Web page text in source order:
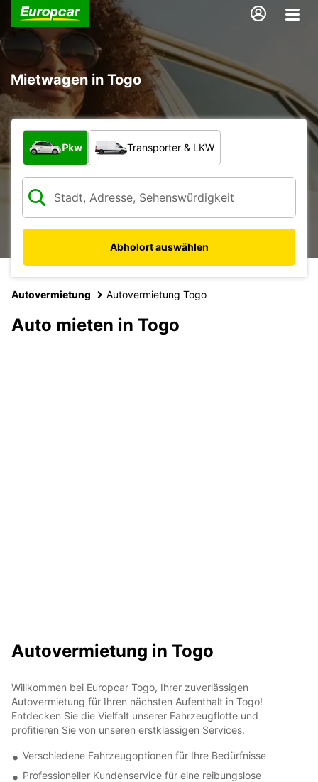
Mietwagen in Togo
Welche Art von Fahrzeug?
Pkw Transporter & LKW
Abholort auswählen
Autovermietung Autovermietung Togo
Auto mieten in Togo
Autovermietung in Togo
Willkommen bei Europcar Togo, Ihrer zuverlässigen
Autovermietung für Ihren nächsten Aufenthalt in Togo!
Entdecken Sie die Vielfalt unserer Fahrzeugflotte und
profitieren Sie von unseren erstklassigen Services.
Verschiedene Fahrzeugoptionen für Ihre Bedürfnisse
Professioneller Kundenservice für eine reibungslose